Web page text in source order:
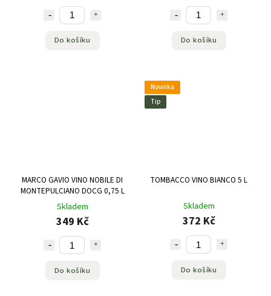
Do košíku Do košíku
MARCO GAVIO VINO NOBILE DI
MONTEPULCIANO DOCG 0,75 L
Skladem
349 Kč
Do košíku
Novinka
Tip
TOMBACCO VINO BIANCO 5 L
Skladem
372 Kč
Do košíku